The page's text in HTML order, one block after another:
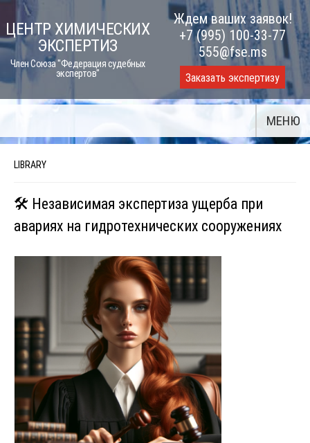
Skip
to
content
ЦЕНТР ХИМИЧЕСКИХ
ЭКСПЕРТИЗ
Член Союза "Федерация судебных
экспертов"
Ждем ваших заявок!
+7 (995) 100-33-77
555@fse.ms
Заказать экспертизу
МЕНЮ
LIBRARY
🛠 Независимая экспертиза ущерба при
авариях на гидротехнических сооружениях